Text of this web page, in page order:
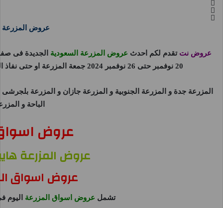
عروض المزرعة
عروض نت تقدم لكم احدث عروض المزرعة السعودية
الجديدة فى
20 نوفمبر حتى 26 نوفمبر 2024 جمعة المزرعة او حتى نفاذ الكمية من
المزرعة جدة و المزرعة الجنوبية و المزرعة جازان و المزرعة بلجرشى
الباحة و
عروض
عروض المزرعة هايبر
عروض اسواق
تشمل عروض اسواق المزرعة اليوم